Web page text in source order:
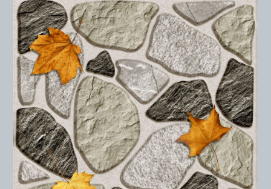
TIN SỰ KIỆN
TIN CHUYÊN MÔN
LIÊN HỆ - TƯ